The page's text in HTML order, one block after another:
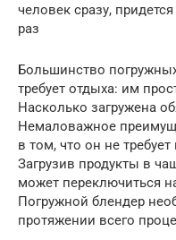
человек сразу,
раз
Большинство
требует отдыха: им
Насколько загружена
Немаловажное
в том, что он не
Загрузив продукты в
может переключиться
Погружной блендер
протяжении всего